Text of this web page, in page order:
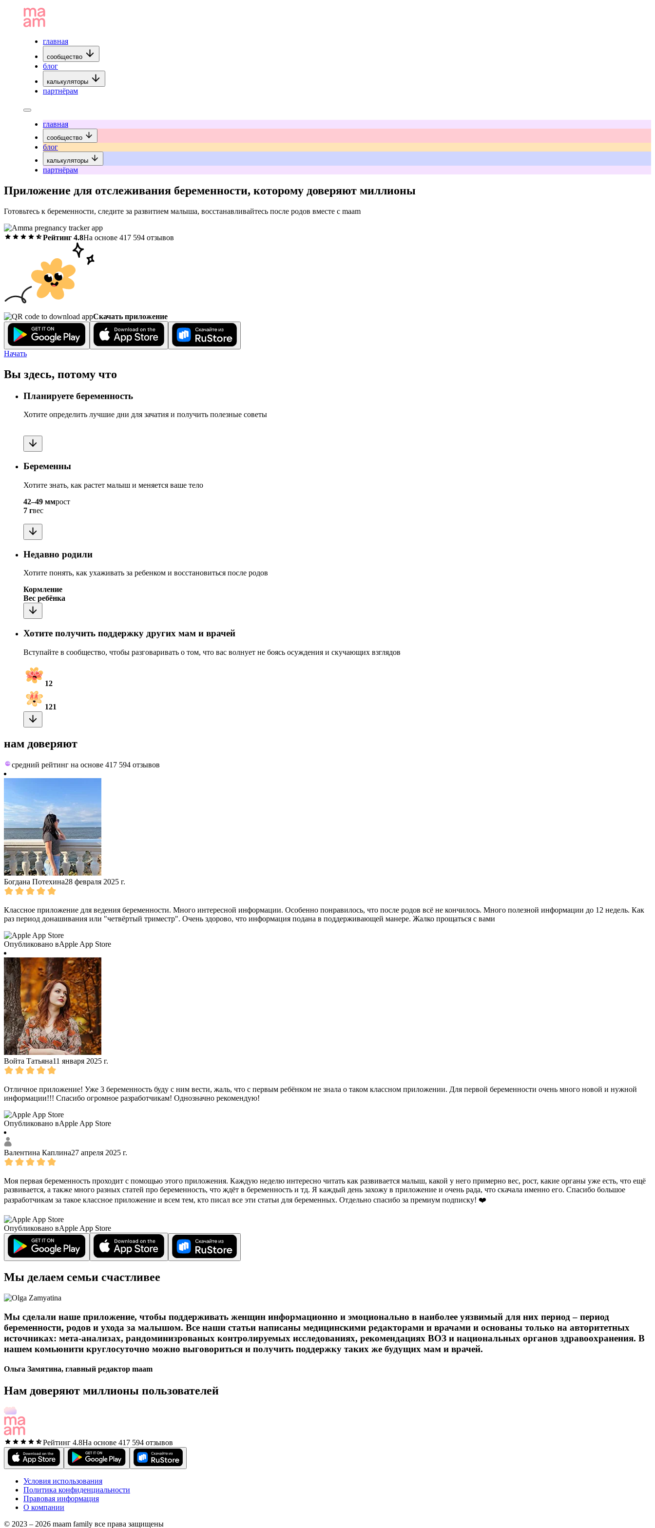
главная
сообщество
блог
калькуляторы
партнёрам
главная
сообщество
блог
калькуляторы
партнёрам
Приложение для отслеживания беременности, которому доверяют миллионы
Готовьтесь к беременности, следите за развитием малыша, восстанавливайтесь после родов вместе с maam
Рейтинг 4.8На основе 417 594 отзывов
Скачать приложение
Начать
Вы здесь, потому что
Планируете беременность
Хотите определить лучшие дни для зачатия и получить полезные советы
Беременны
Хотите знать, как растет малыш и меняется ваше тело
42–49 ммрост
7 гвес
Недавно родили
Хотите понять, как ухаживать за ребенком и восстановиться после родов
Кормление
Вес ребёнка
Хотите получить поддержку других мам и врачей
Вступайте в сообщество, чтобы разговаривать о том, что вас волнует не боясь осуждения и скучающих взглядов
12
121
нам доверяют
средний рейтинг на основе 417 594 отзывов
Богдана Потехина28 февраля 2025 г.
Классное приложение для ведения беременности. Много интересной информации. Особенно понравилось, что после родов всё не кончилось. Много полезной информации до 12 недель. Как
раз период донашивания или "четвёртый триместр". Очень здорово, что информация подана в поддерживающей манере. Жалко прощаться с вами
Опубликовано вApple App Store
Войта Татьяна11 января 2025 г.
Отличное приложение! Уже 3 беременность буду с ним вести, жаль, что с первым ребёнком не знала о таком классном приложении. Для первой беременности очень много новой и нужной
информации!!! Спасибо огромное разработчикам! Однозначно рекомендую!
Опубликовано вApple App Store
Валентина Каплина27 апреля 2025 г.
Моя первая беременность проходит с помощью этого приложения. Каждую неделю интересно читать как развивается малыш, какой у него примерно вес, рост, какие органы уже есть, что ещё
развивается, а также много разных статей про беременность, что ждёт в беременность и тд. Я каждый день захожу в приложение и очень рада, что скачала именно его. Спасибо большое
разработчикам за такое классное приложение и всем тем, кто писал все эти статьи для беременных. Отдельно спасибо за премиум подписку! ❤️
Опубликовано вApple App Store
Мы делаем семьи счастливее
Мы сделали наше приложение, чтобы поддерживать женщин информационно и эмоционально в наиболее уязвимый для них период – период
беременности, родов и ухода за малышом. Все наши статьи написаны медицинскими редакторами и врачами и основаны только на авторитетных
источниках: мета-анализах, рандоминизрованых контролируемых исследованиях, рекомендациях ВОЗ и национальных органов здравоохранения. В
нашем комьюнити круглосуточно можно выговориться и получить поддержку таких же будущих мам и врачей.
Ольга Замятина, главный редактор maam
Нам доверяют миллионы пользователей
Рейтинг 4.8На основе 417 594 отзывов
Условия использования
Политика конфиденциальности
Правовая информация
О компании
© 2023 – 2026 maam family все права защищены